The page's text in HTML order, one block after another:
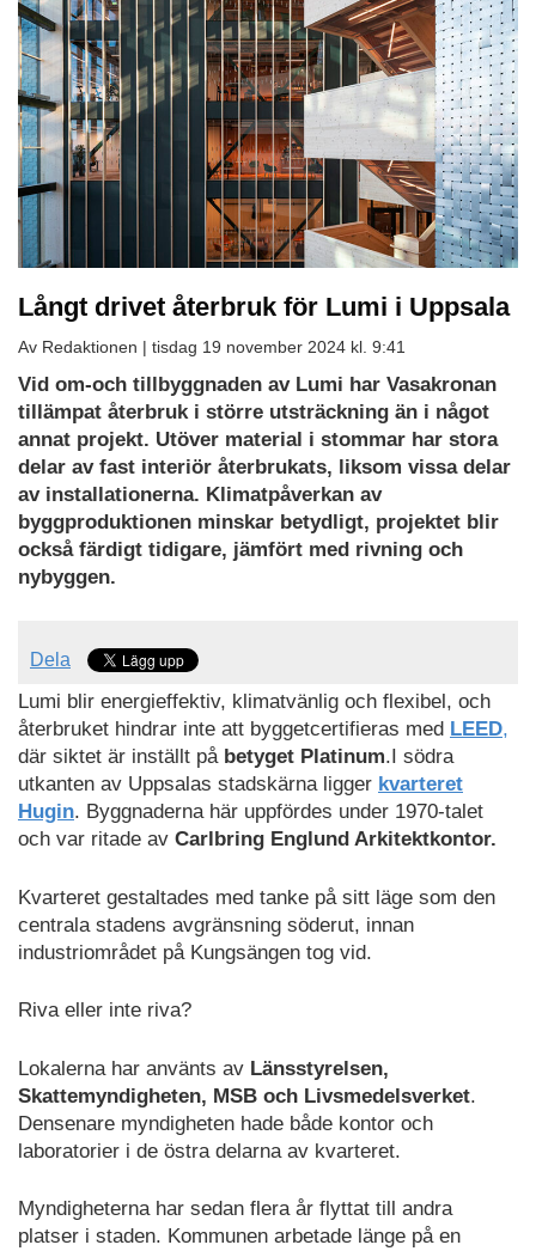
Långt drivet återbruk för Lumi i Uppsala
Av Redaktionen | tisdag 19 november 2024 kl. 9:41
Vid om-och tillbyggnaden av Lumi har Vasakronan
tillämpat återbruk i större utsträckning än i något
annat projekt. Utöver material i stommar har stora
delar av fast interiör återbrukats, liksom vissa delar
av installationerna. Klimatpåverkan av
byggproduktionen minskar betydligt, projektet blir
också färdigt tidigare, jämfört med rivning och
nybyggen.
Dela
Lumi blir energieffektiv, klimatvänlig och flexibel, och
återbruket hindrar inte att byggetcertifieras med LEED,
där siktet är inställt på betyget Platinum.I södra
utkanten av Uppsalas stadskärna ligger kvarteret
Hugin. Byggnaderna här uppfördes under 1970-talet
och var ritade av Carlbring Englund Arkitektkontor.
Kvarteret gestaltades med tanke på sitt läge som den
centrala stadens avgränsning söderut, innan
industriområdet på Kungsängen tog vid.
Riva eller inte riva?
Lokalerna har använts av Länsstyrelsen,
Skattemyndigheten, MSB och Livsmedelsverket.
Densenare myndigheten hade både kontor och
laboratorier i de östra delarna av kvarteret.
Myndigheterna har sedan flera år flyttat till andra
platser i staden. Kommunen arbetade länge på en